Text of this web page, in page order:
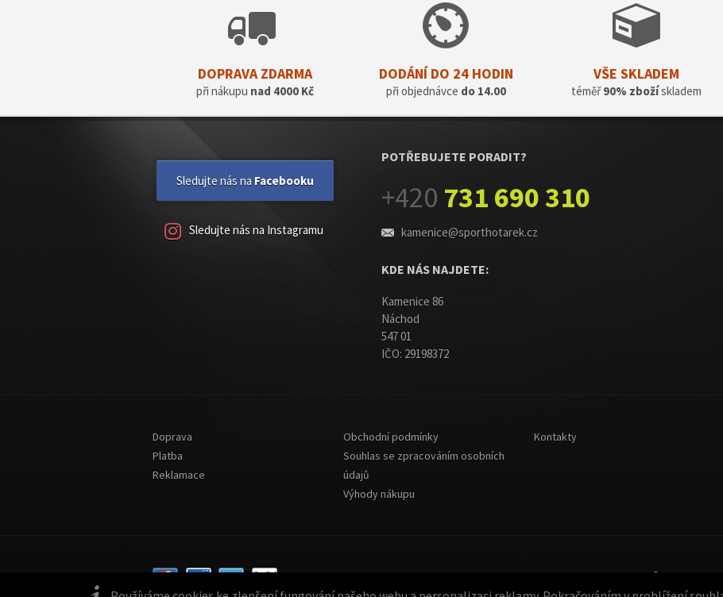
DOPRAVA ZDARMA
při nákupu nad 4000 Kč
DODÁNÍ DO 24 HODIN
při objednávce do 14.00
VŠE SKLADEM
téměř90% zbožískladem
Sledujte nás na Facebooku
Sledujte nás na Instagramu
POTŘEBUJETE PORADIT?
+420 731 690 310
kamenice@sporthotarek.cz
KDE NÁS NAJDETE:
Kamenice 86
Náchod
547 01
IČO: 29198372
Doprava
Platba
Reklamace
Obchodní podmínky
Souhlas se zpracováním osobních
údajů
Výhody nákupu
Kontakty
© 2013-2026